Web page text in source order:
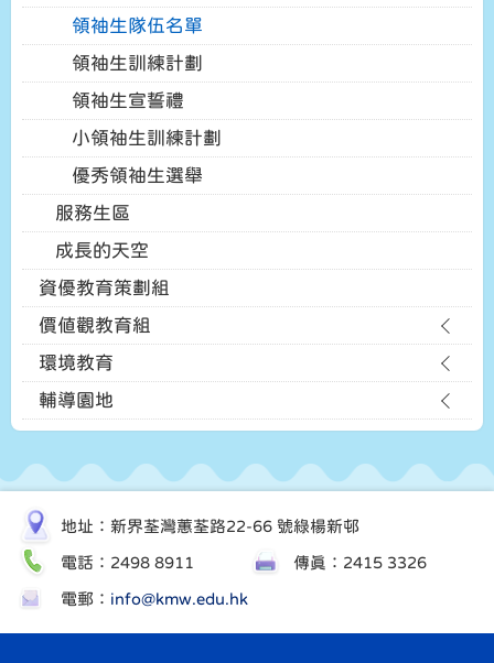
領袖生隊伍名單
領袖生訓練計劃
領袖生宣誓禮
小領袖生訓練計劃
優秀領袖生選舉
服務生區
成長的天空
資優教育策劃組
價值觀教育組
環境教育
輔導園地
地址：新界荃灣蕙荃路22-66 號綠楊新邨
電話：2498 8911 傳真：2415 3326
電郵： info@kmw.edu.hk